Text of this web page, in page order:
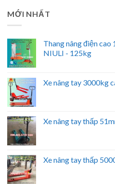
MỚI NHẤT
Thang nâng điện
NIULI - 125kg
Xe nâng tay 3000kg
Xe nâng tay thấp
Xe nâng tay thấp